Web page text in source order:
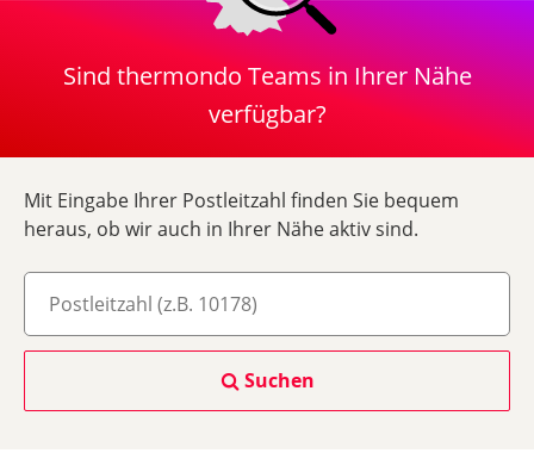
Sind thermondo Teams in Ihrer Nähe
verfügbar?
Mit Eingabe Ihrer Postleitzahl finden Sie bequem
heraus, ob wir auch in Ihrer Nähe aktiv sind.
Suchen